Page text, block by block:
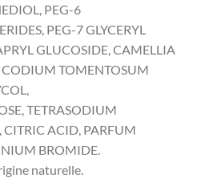
PEG-6
PEG-7 GLYCERYL
GLUCOSIDE, CAMELLIA
CODIUM TOMENTOSUM
TETRASODIUM
CITRIC ACID, PARFUM
BROMIDE.
naturelle.